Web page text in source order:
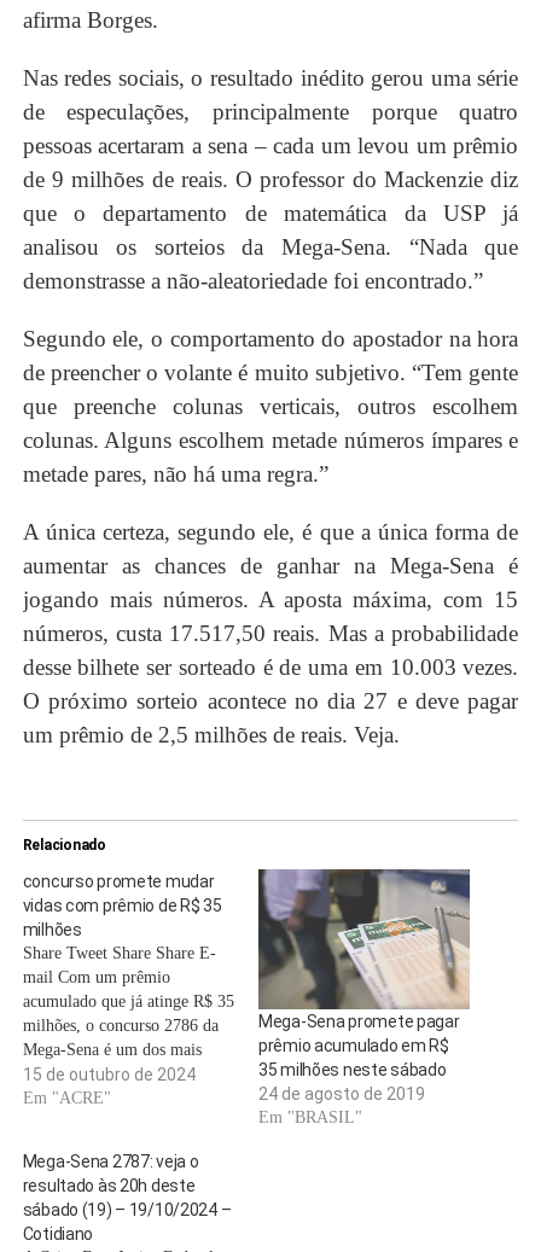
afirma Borges.
Nas redes sociais, o resultado inédito gerou uma série
de especulações, principalmente porque quatro
pessoas acertaram a sena – cada um levou um prêmio
de 9 milhões de reais. O professor do Mackenzie diz
que o departamento de matemática da USP já
analisou os sorteios da Mega-Sena. “Nada que
demonstrasse a não-aleatoriedade foi encontrado.”
Segundo ele, o comportamento do apostador na hora
de preencher o volante é muito subjetivo. “Tem gente
que preenche colunas verticais, outros escolhem
colunas. Alguns escolhem metade números ímpares e
metade pares, não há uma regra.”
A única certeza, segundo ele, é que a única forma de
aumentar as chances de ganhar na Mega-Sena é
jogando mais números. A aposta máxima, com 15
números, custa 17.517,50 reais. Mas a probabilidade
desse bilhete ser sorteado é de uma em 10.003 vezes.
O próximo sorteio acontece no dia 27 e deve pagar
um prêmio de 2,5 milhões de reais. Veja.
Relacionado
concurso promete mudar
vidas com prêmio de R$ 35
milhões
Share Tweet Share Share E-
mail Com um prêmio
acumulado que já atinge R$ 35
milhões, o concurso 2786 da
Mega-Sena é um dos mais
aguardados do ano. Esse valor
é resultado de diversas rodadas
de número 2785, em que
nenhum apostador acertou…
15 de outubro de 2024
Em "ACRE"
Mega-Sena promete pagar
prêmio acumulado em R$
35 milhões neste sábado
24 de agosto de 2019
Em "BRASIL"
Mega-Sena 2787: veja o
resultado às 20h deste
sábado (19) – 19/10/2024 –
Cotidiano